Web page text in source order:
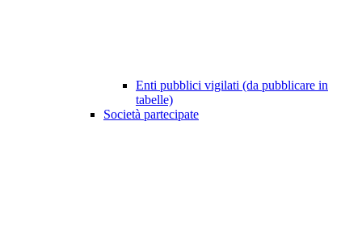
Enti pubblici vigilati (da pubblicare in
tabelle)
Società partecipate